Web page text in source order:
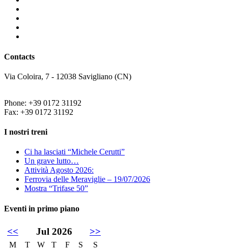
Contacts
Via Coloira, 7 - 12038 Savigliano (CN)
Phone: +39 0172 31192
Fax: +39 0172 31192
I nostri treni
Ci ha lasciati “Michele Cerutti”
Un grave lutto…
Attività Agosto 2026:
Ferrovia delle Meraviglie – 19/07/2026
Mostra “Trifase 50”
Eventi in primo piano
<< Jul 2026 >>
M T W T F S S